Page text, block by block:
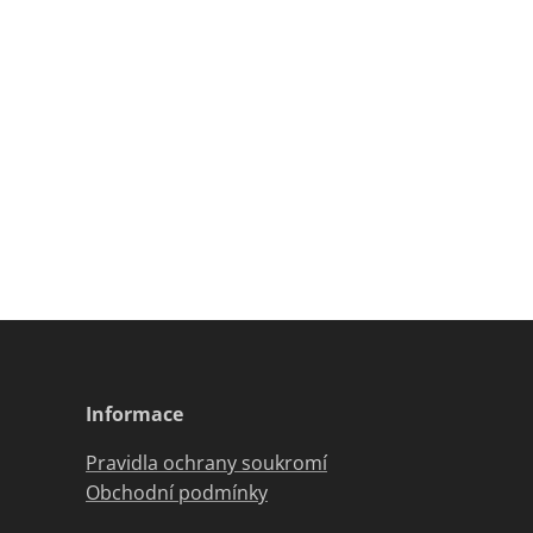
Informace
Pravidla ochrany soukromí
Obchodní podmínky